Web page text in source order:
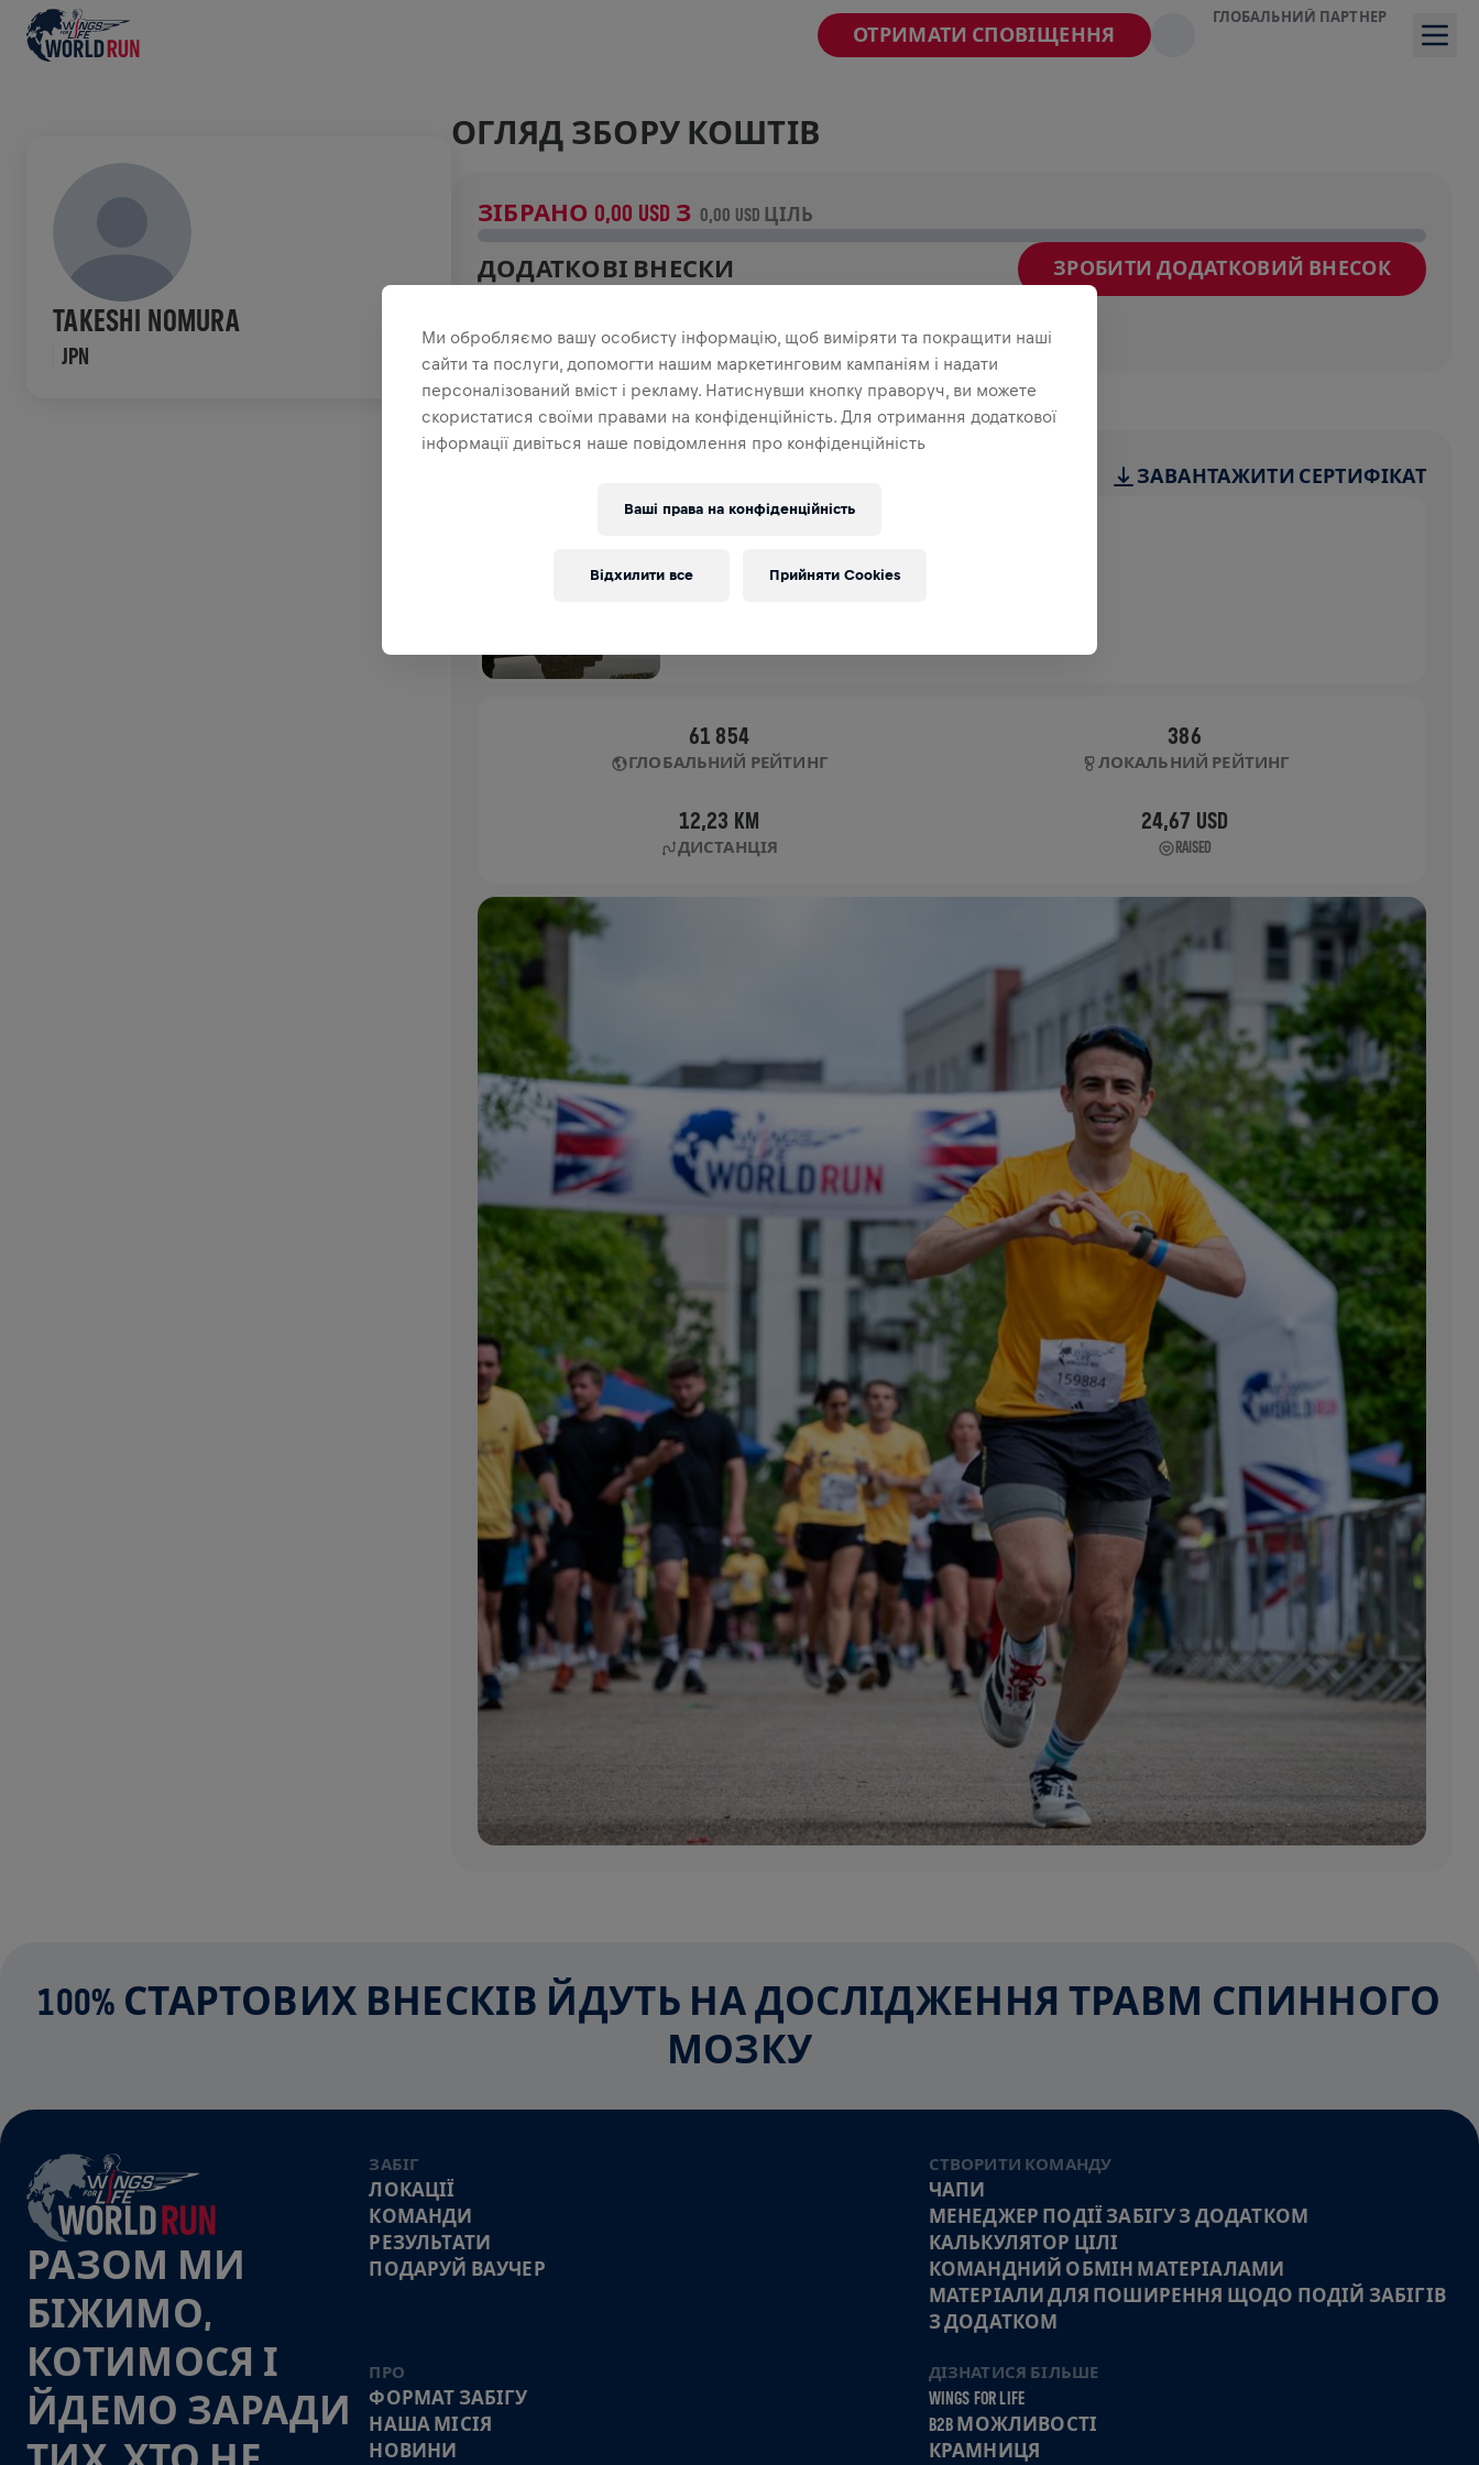
ОТРИМАТИ СПОВІЩЕННЯ
ГЛОБАЛЬНИЙ ПАРТНЕР
TAKESHI NOMURA
JPN
ОГЛЯД ЗБОРУ КОШТІВ
ЗІБРАНО 0,00 USD З 0,00 USD ЦІЛЬ
ДОДАТКОВІ ВНЕСКИ ЗРОБИТИ ДОДАТКОВИЙ ВНЕСОК
на дослідження спинного мозку.
ІСТОРІЯ
ЗАВАНТАЖИТИ СЕРТИФІКАТ
61 854
ГЛОБАЛЬНИЙ РЕЙТИНГ
386
ЛОКАЛЬНИЙ РЕЙТИНГ
12,23 KM
ДИСТАНЦІЯ
24,67 USD
RAISED
100% СТАРТОВИХ ВНЕСКІВ ЙДУТЬ НА ДОСЛІДЖЕННЯ ТРАВМ СПИННОГО
МОЗКУ
РАЗОМ МИ
БІЖИМО,
КОТИМОСЯ І
ЙДЕМО ЗАРАДИ
ЗАБІГ
ЛОКАЦІЇ
КОМАНДИ
РЕЗУЛЬТАТИ
ПОДАРУЙ ВАУЧЕР
СТВОРИТИ КОМАНДУ
ЧАПИ
МЕНЕДЖЕР ПОДІЇ ЗАБІГУ З ДОДАТКОМ
КАЛЬКУЛЯТОР ЦІЛІ
КОМАНДНИЙ ОБМІН МАТЕРІАЛАМИ
МАТЕРІАЛИ ДЛЯ ПОШИРЕННЯ ЩОДО ПОДІЙ ЗАБІГІВ
З ДОДАТКОМ
ПРО
ФОРМАТ ЗАБІГУ
НАША МІСІЯ
НОВИНИ
ДІЗНАТИСЯ БІЛЬШЕ
WINGS FOR LIFE
B2B МОЖЛИВОСТІ
КРАМНИЦЯ
Ми обробляємо вашу особисту інформацію, щоб виміряти та покращити наші
сайти та послуги, допомогти нашим маркетинговим кампаніям і надати
персоналізований вміст і рекламу. Натиснувши кнопку праворуч, ви можете
скористатися своїми правами на конфіденційність. Для отримання додаткової
інформації дивіться наше повідомлення про конфіденційність
Ваші права на конфіденційність
Відхилити все Прийняти Cookies